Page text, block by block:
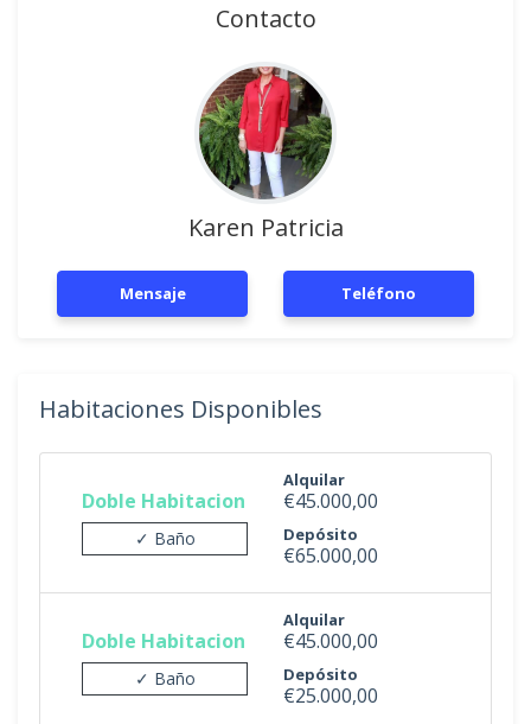
Contacto
Karen Patricia
Mensaje Teléfono
Habitaciones Disponibles
Doble Habitacion
✓ Baño
Alquilar
€45.000,00
Depósito
€65.000,00
Doble Habitacion
✓ Baño
Alquilar
€45.000,00
Depósito
€25.000,00